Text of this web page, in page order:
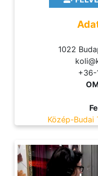
1022
+36-
Közép-Budai